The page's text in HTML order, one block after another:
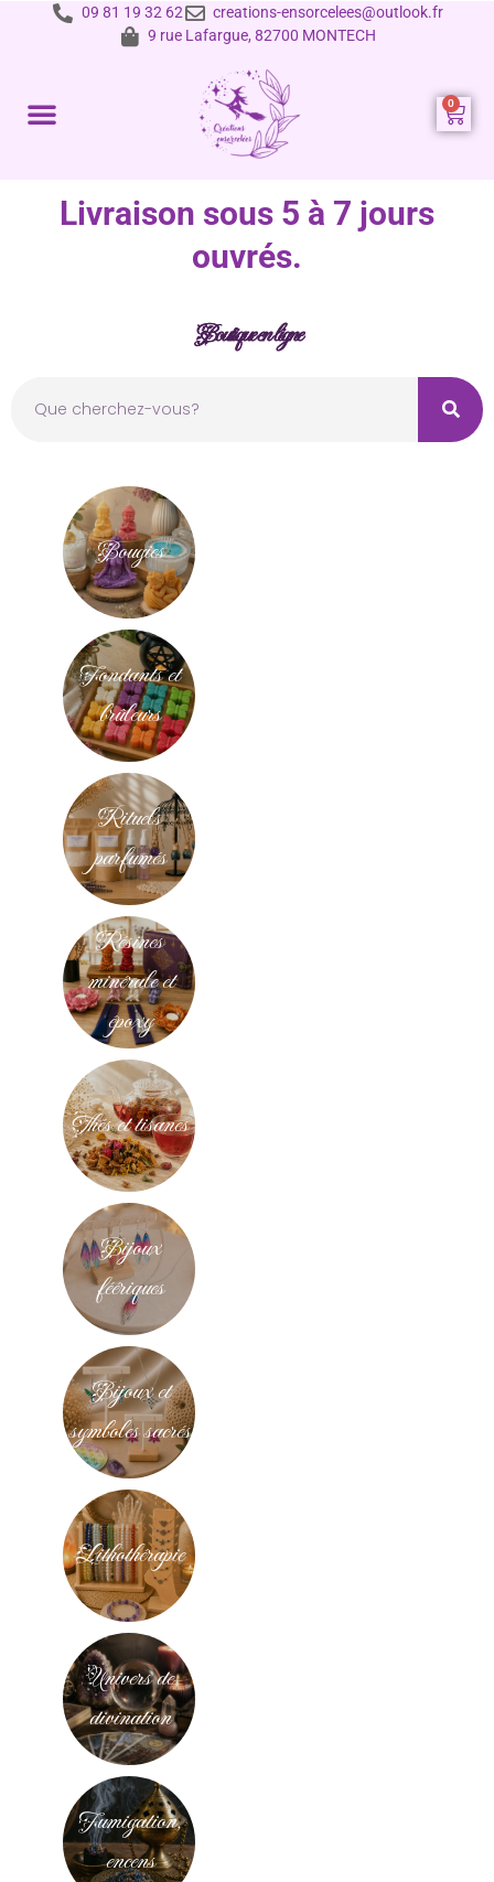
09 81 19 32 62
creations-ensorcelees@outlook.fr
9 rue Lafargue, 82700 MONTECH
Livraison sous 5 à 7 jours
ouvrés.
Boutique en ligne
Bougies
Fondants et
brûleurs
Rituels
parfumés
Résines
minérale et
époxy
Thés et tisanes
Bijoux
féériques
Bijoux et
symboles sacrés
Lithothérapie
Univers de
divination
Fumigation,
encens